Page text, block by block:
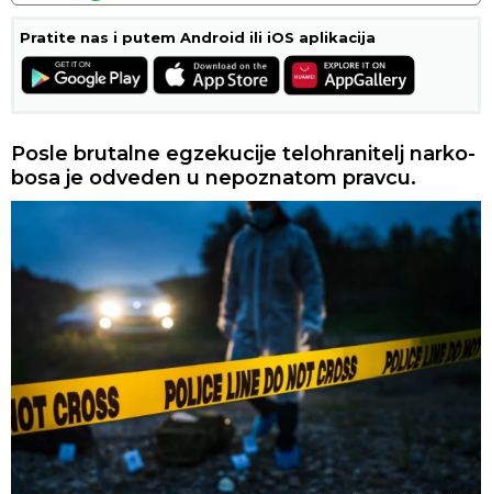
Pratite nas i putem Android ili iOS aplikacija
Posle brutalne egzekucije telohranitelj narko-
bosa je odveden u nepoznatom pravcu.